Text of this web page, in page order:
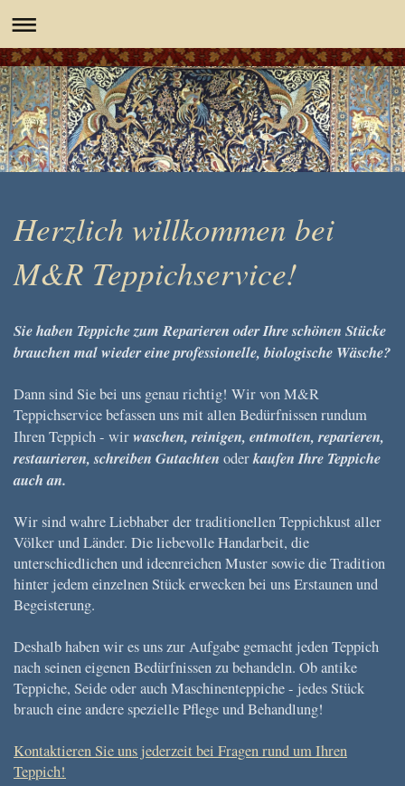
Herzlich willkommen bei
M&R Teppichservice!
Sie haben Teppiche zum Reparieren oder Ihre schönen Stücke
brauchen mal wieder eine professionelle, biologische Wäsche?
Dann sind Sie bei uns genau richtig! Wir von M&R
Teppichservice befassen uns mit allen Bedürfnissen rundum
Ihren Teppich - wirwaschen, reinigen, entmotten, reparieren,
restaurieren, schreiben Gutachten oderkaufen Ihre Teppiche
auch an.
Wir sind wahre Liebhaber der traditionellen Teppichkust aller
Völker und Länder. Die liebevolle Handarbeit, die
unterschiedlichen und ideenreichen Muster sowie die Tradition
hinter jedem einzelnen Stück erwecken bei uns Erstaunen und
Begeisterung.
Deshalb haben wir es uns zur Aufgabe gemacht jeden Teppich
nach seinen eigenen Bedürfnissen zu behandeln. Ob antike
Teppiche, Seide oder auch Maschinenteppiche - jedes Stück
brauch eine andere spezielle Pflege und Behandlung!
Kontaktieren Sie uns jederzeit bei Fragen rund um Ihren
Teppich!